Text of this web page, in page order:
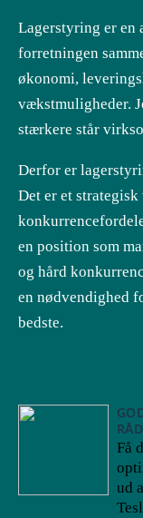
Lagerstyring er en
forretningen
økonomi,
vækstmuligheder.
stærkere står
Derfor er
Det er et
en position som
og hård
en nødvendighed
bedste.
RÅD
Få
ud